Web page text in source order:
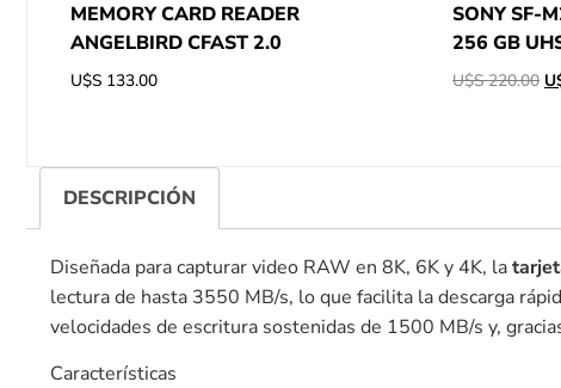
MEMORY CARD READER
ANGELBIRD CFAST 2.0
U$S 133.00
SONY SF-
256 GB
U$S220.00
DESCRIPCIÓN
Diseñada para capturar video RAW en 8K, 6K y 4K, la
lectura de hasta 3550 MB/s, lo que facilita la descarga
velocidades de escritura sostenidas de 1500 MB/s y,
Características